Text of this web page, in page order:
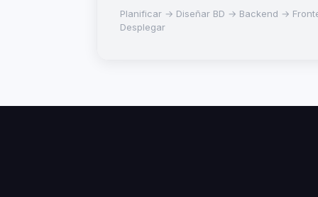
Planificar → Diseñar BD → Backend →
Desplegar